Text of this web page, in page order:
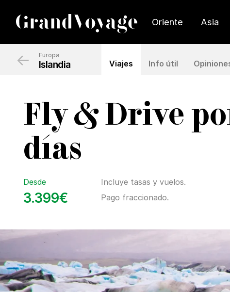
Oriente Asia
Europa
Islandia Viajes Info útil
←
Fly & Drive
días
Desde
3.399€
Incluye tasas y vuelos.
Pago fraccionado.